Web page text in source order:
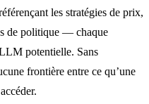
les stratégies de prix,
de politique — chaque
potentielle. Sans
frontière entre ce qu’une